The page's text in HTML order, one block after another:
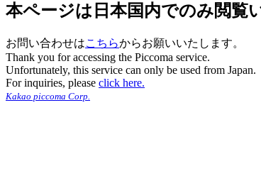
本ページは日本国内でのみ閲覧
お問い合わせはこちらからお願いいたします。
Thank you for accessing the Piccoma service.
Unfortunately, this service can only be used from Japan.
For inquiries, please click here.
Kakao piccoma Corp.